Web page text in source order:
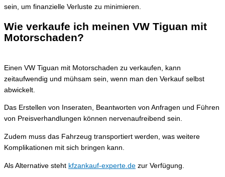
sein, um finanzielle Verluste zu minimieren.
Wie verkaufe ich meinen VW Tiguan mit
Motorschaden?
Einen VW Tiguan mit Motorschaden zu verkaufen, kann
zeitaufwendig und mühsam sein, wenn man den Verkauf selbst
abwickelt.
Das Erstellen von Inseraten, Beantworten von Anfragen und Führen
von Preisverhandlungen können nervenaufreibend sein.
Zudem muss das Fahrzeug transportiert werden, was weitere
Komplikationen mit sich bringen kann.
Als Alternative steht kfzankauf-experte.de zur Verfügung.